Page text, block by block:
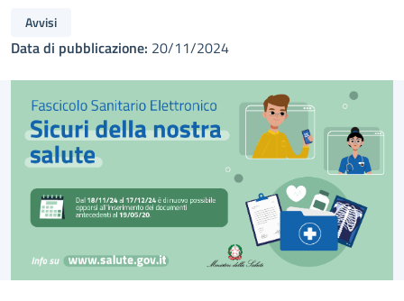
Avvisi
Data di pubblicazione: 20/11/2024